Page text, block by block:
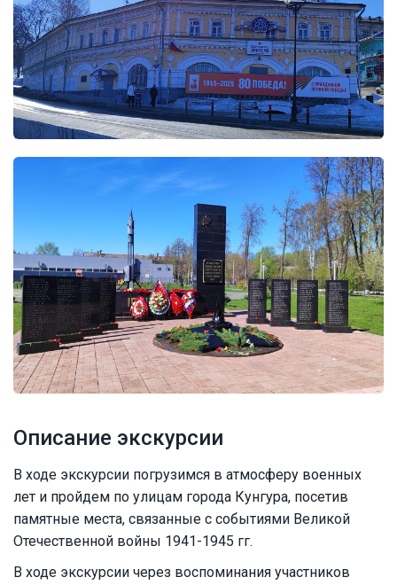
Описание экскурсии
В ходе экскурсии погрузимся в атмосферу военных
лет и пройдем по улицам города Кунгура, посетив
памятные места, связанные с событиями Великой
Отечественной войны 1941-1945 гг.
В ходе экскурсии через воспоминания участников